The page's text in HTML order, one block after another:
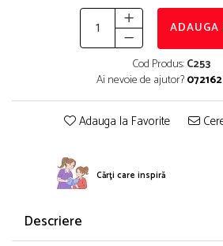
ADAUGA
Cod Produs:C253
Ai nevoie de ajutor?
Adauga la Favorite
Cărţi care inspiră
Descriere